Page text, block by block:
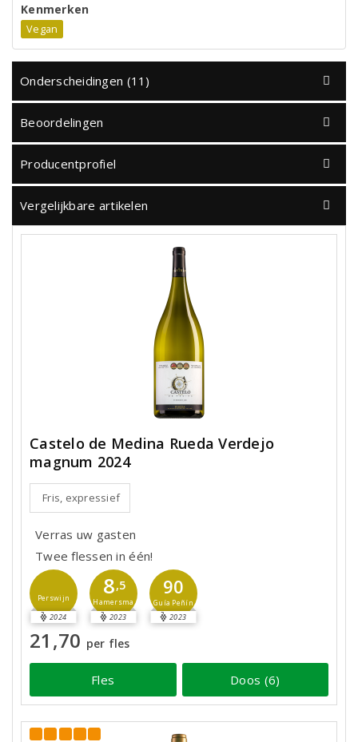
Kenmerken
Vegan
Onderscheidingen (11)
Beoordelingen
Producentprofiel
Vergelijkbare artikelen
Castelo de Medina Rueda Verdejo
magnum 2024
Fris, expressief
Verras uw gasten
Twee flessen in één!
Perswijn
2024
8,5
Hamersma
2023
90
Guía Peñín
2023
21,70 per fles
Fles Doos (6)